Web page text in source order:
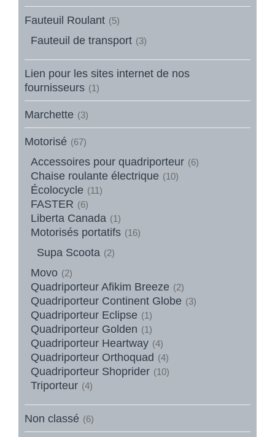
Fauteuil Roulant (5)
Fauteuil de transport (3)
Lien pour les sites internet de nos
fournisseurs (1)
Marchette (3)
Motorisé (67)
Accessoires pour quadriporteur (6)
Chaise roulante électrique (10)
Écolocycle (11)
FASTER (6)
Liberta Canada (1)
Motorisés portatifs (16)
Supa Scoota (2)
Movo (2)
Quadriporteur Afikim Breeze (2)
Quadriporteur Continent Globe (3)
Quadriporteur Eclipse (1)
Quadriporteur Golden (1)
Quadriporteur Heartway (4)
Quadriporteur Orthoquad (4)
Quadriporteur Shoprider (10)
Triporteur (4)
Non classé (6)